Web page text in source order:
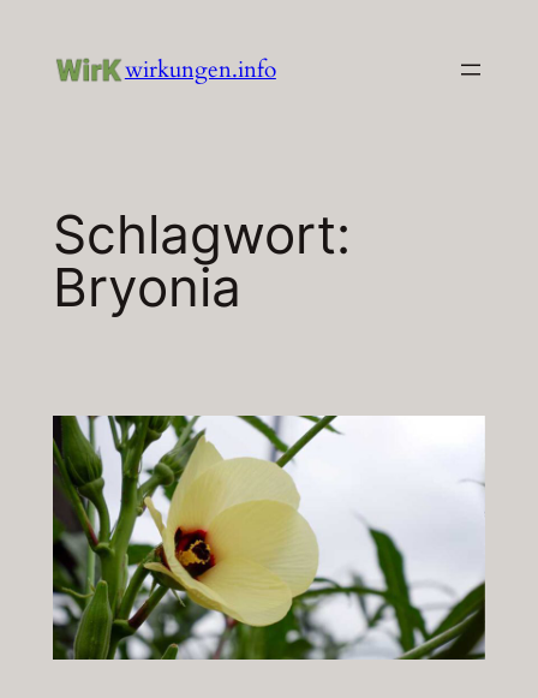
Inhalt
wirkungen.info
Schlagwort:
Bryonia